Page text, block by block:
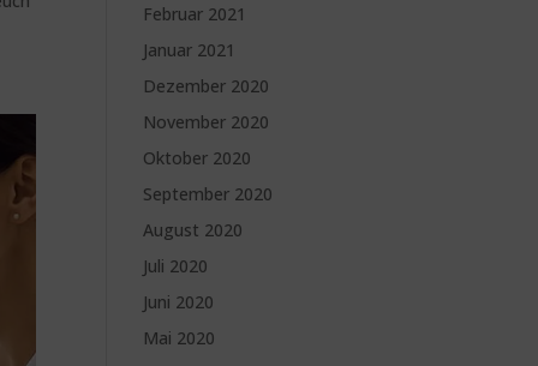
Februar 2021
Januar 2021
Dezember 2020
November 2020
Oktober 2020
September 2020
August 2020
Juli 2020
Juni 2020
Mai 2020